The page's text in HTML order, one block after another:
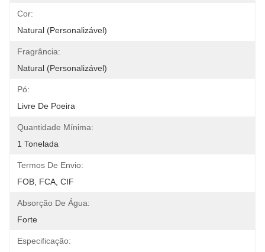
Cor:
Natural (personalizável)
Fragrância:
Natural (personalizável)
Pó:
Livre De Poeira
Quantidade Mínima:
1 Tonelada
Termos De Envio:
FOB, FCA, CIF
Absorção De Água:
Forte
Especificação: